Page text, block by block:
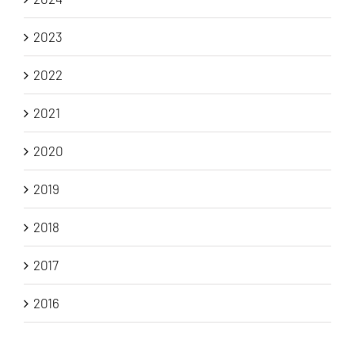
2023
2022
2021
2020
2019
2018
2017
2016